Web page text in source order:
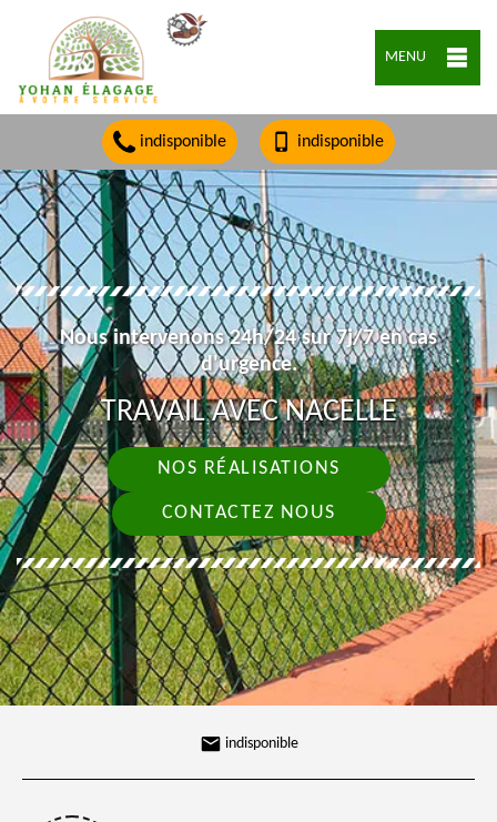
MENU
indisponible indisponible
Nous intervenons 24h/24 sur 7j/7 en cas
d'urgence.
TRAVAIL AVEC NACELLE
NOS RÉALISATIONS
CONTACTEZ NOUS
indisponible